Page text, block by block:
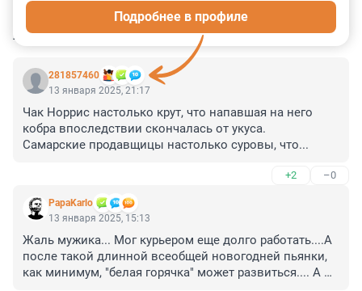
КОММЕНТАРИИ 41
281857460
Подробнее в профиле
13 января 2025, 21:17
Чак Норрис настолько крут, что напавшая на него
кобра впоследствии скончалась от укуса.
Самарские продавщицы настолько суровы, что...
+2 –0
PapaKarlo
13 января 2025, 15:13
Жаль мужика... Мог курьером еще долго работать....А
после такой длинной всеобщей новогодней пьянки,
как минимум, "белая горячка" может развиться.... А